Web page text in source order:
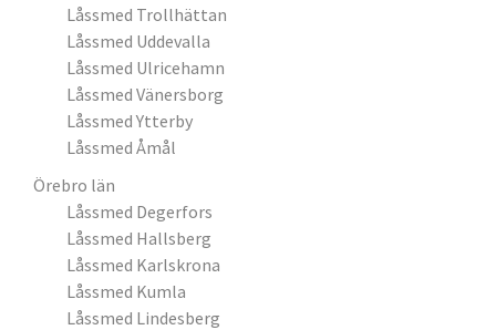
Låssmed Trollhättan
Låssmed Uddevalla
Låssmed Ulricehamn
Låssmed Vänersborg
Låssmed Ytterby
Låssmed Åmål
Örebro län
Låssmed Degerfors
Låssmed Hallsberg
Låssmed Karlskrona
Låssmed Kumla
Låssmed Lindesberg